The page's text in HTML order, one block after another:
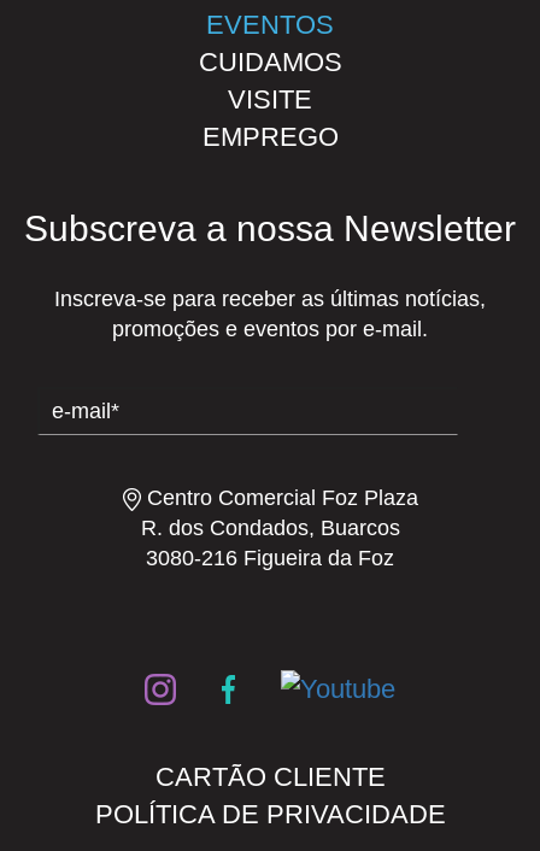
EVENTOS
CUIDAMOS
VISITE
EMPREGO
Subscreva a nossa Newsletter
Inscreva-se para receber as últimas notícias,
promoções e eventos por e-mail.
Centro Comercial Foz Plaza
R. dos Condados, Buarcos
3080-216 Figueira da Foz
CARTÃO CLIENTE
POLÍTICA DE PRIVACIDADE